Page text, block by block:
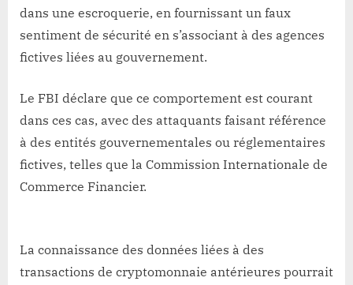
dans une escroquerie, en fournissant un faux
sentiment de sécurité en s’associant à des agences
fictives liées au gouvernement.
Le FBI déclare que ce comportement est courant
dans ces cas, avec des attaquants faisant référence
à des entités gouvernementales ou réglementaires
fictives, telles que la Commission Internationale de
Commerce Financier.
La connaissance des données liées à des
transactions de cryptomonnaie antérieures pourrait